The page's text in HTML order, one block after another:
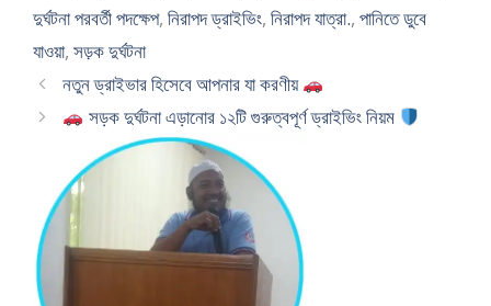
দুর্ঘটনা পরবর্তী পদক্ষেপ, নিরাপদ ড্রাইভিং, নিরাপদ যাত্রা., পানিতে ডুবে
যাওয়া, সড়ক দুর্ঘটনা
নতুন ড্রাইভার হিসেবে আপনার যা করণীয়
সড়ক দুর্ঘটনা এড়ানোর ১২টি গুরুত্বপূর্ণ ড্রাইভিং নিয়ম